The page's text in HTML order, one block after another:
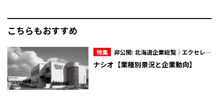
こちらもおすすめ
特集
非公開: 北海道企業総覧｜エクセレン
トカンパニー【2022】
ナシオ【業種別景況と企業動向】